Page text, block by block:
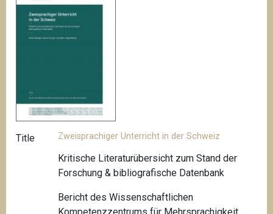
Title Zweisprachiger Unterricht in der Schweiz
Kritische Literaturübersicht zum Stand der
Forschung & bibliografische Datenbank
Bericht des Wissenschaftlichen